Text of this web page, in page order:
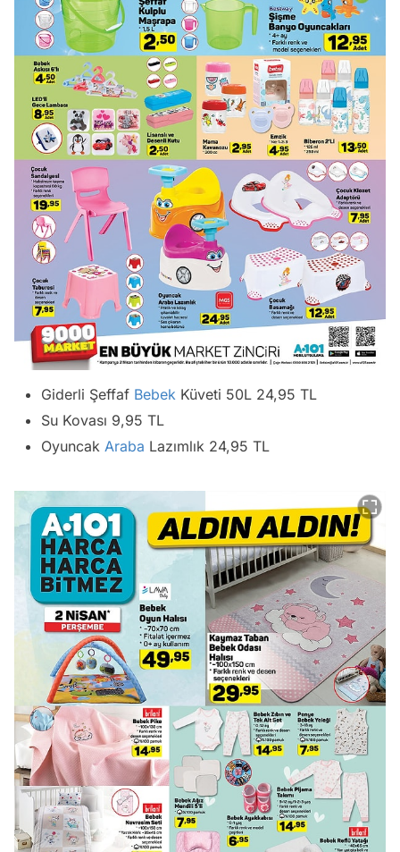
Giderli Şeffaf Bebek Küveti 50L 24,95 TL
Su Kovası 9,95 TL
Oyuncak Araba Lazımlık 24,95 TL